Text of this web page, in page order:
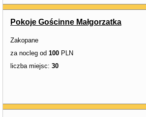
Pokoje Gościnne Małgorzatka
Zakopane
za nocleg od 100 PLN
liczba miejsc: 30